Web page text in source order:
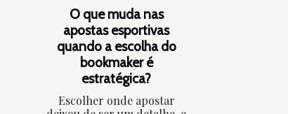
O que muda nas
apostas esportivas
quando a escolha do
bookmaker é
estratégica?
Escolher onde apostar